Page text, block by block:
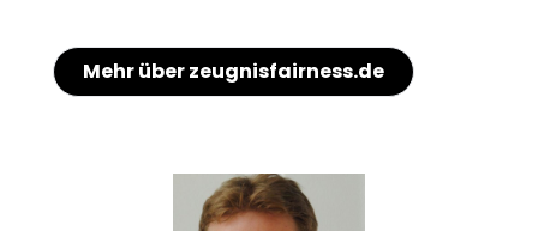
Mehr über zeugnisfairness.de